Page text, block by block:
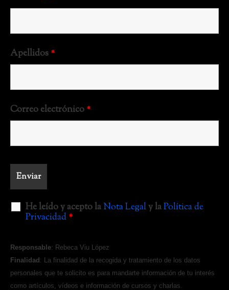
Apellidos*
Correo electrónico*
He leído y acepto laNota Legaly laPolítica de
Privacidad*
Responsable: Rebeca Viu López
Finalidad : La finalidad de la recogida y tratamiento de los datos
personales que te solicito es para mandarte información de tu interés
como artículos, vídeos e información de cursos y charlas.